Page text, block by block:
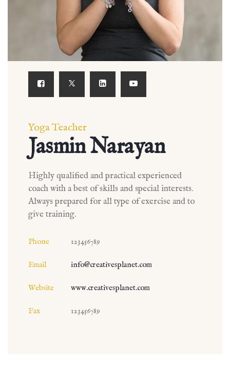
Yoga Teacher
Jasmin Narayan
Highly qualified and practical experienced
coach with a best of skills and special interests.
Always prepared for all type of exercise and to
give training.
Phone 123456789
Email info@creativesplanet.com
Website www.creativesplanet.com
Fax 123456789